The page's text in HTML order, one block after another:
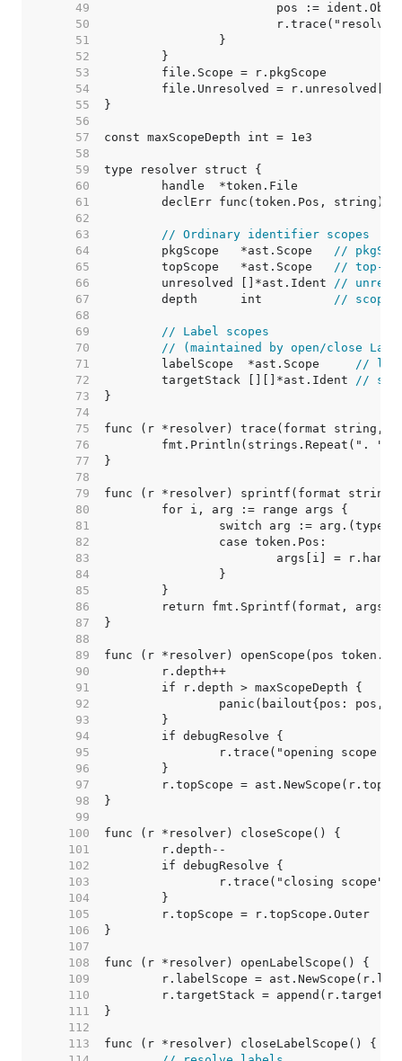
    49
    50
    51
    52
    53
    54
    55
    56
    57
    58
    59
    60
    61
    62
    63
// Ordinary identifier scopes
    64
	pkgScope   *ast.Scope
//
    65
	topScope   *ast.Scope
// top-
    66
	unresolved []*ast.Ident
//
    67
	depth      int
// scope
    68
    69
// Label scopes
    70
// (maintained by open/close
    71
	labelScope  *ast.Scope
//
    72
	targetStack [][]*ast.Ident
//
    73
    74
    75
    76
    77
    78
    79
    80
    81
    82
    83
    84
    85
    86
    87
    88
    89
    90
    91
    92
    93
    94
    95
    96
    97
    98
    99
   100
   101
   102
   103
   104
   105
   106
   107
   108
   109
   110
   111
   112
   113